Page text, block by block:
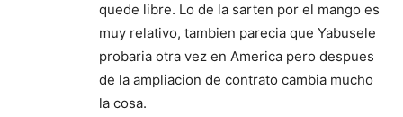
quede libre. Lo de la sarten por el mango es
muy relativo, tambien parecia que Yabusele
probaria otra vez en America pero despues
de la ampliacion de contrato cambia mucho
la cosa.